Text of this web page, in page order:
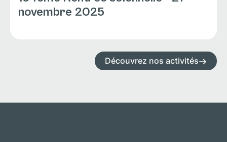
novembre 2025
Découvrez nos activités